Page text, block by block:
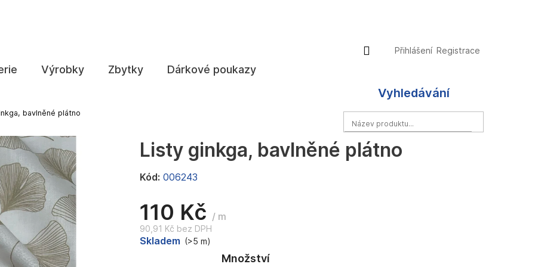
Výrobky Zbytky Dárkové poukazy
Přihlášení
Přihlášení Registrace
Vyhledávání
bavlněné plátno
Listy ginkga, bavlněné plátno
Kód: 006243
110 Kč / m
90,91 Kč bez DPH
Měrná
Skladem (>5 m)
Co potřebujete najít?
Doporučujeme